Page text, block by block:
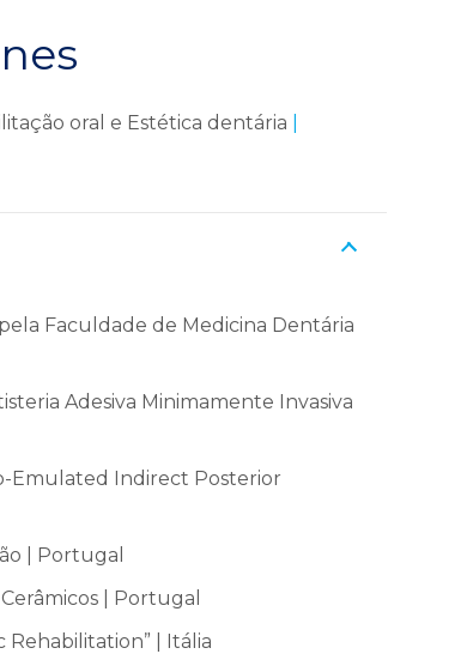
oral e Estética dentária
Faculdade de Medicina Dentária
Adesiva Minimamente Invasiva
Emulated Indirect Posterior
| Portugal
| Portugal
Rehabilitation” | Itália